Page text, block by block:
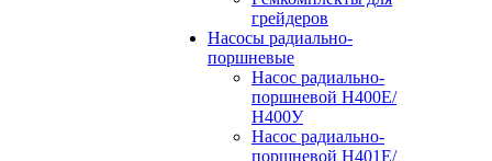
грейдеров
Насосы радиально-
поршневые
Насос радиально-
поршневой Н400Е/
Н400У
Насос радиально-
поршневой Н401Е/